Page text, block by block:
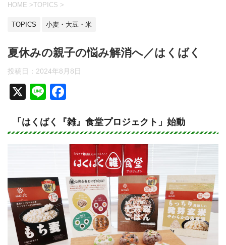
HOME >TOPICS >
TOPICS 小麦・大豆・米
夏休みの親子の悩み解消へ／はくばく
投稿日： 2024年8月8日
X
Li
e
c
e
b
o
o
k
「はくばく『雑』食堂プロジェクト」始動